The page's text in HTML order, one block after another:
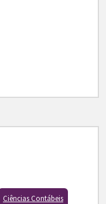
Ciências Contábeis